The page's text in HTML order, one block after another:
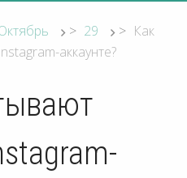
> 29 > Как
аккаунте?